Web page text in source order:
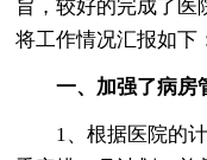
旨，较好的完成了医
将工作情况汇报如下
一、加强了病房
1、根据医院的计